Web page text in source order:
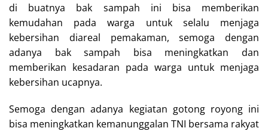
di buatnya bak sampah ini bisa memberikan
kemudahan pada warga untuk selalu menjaga
kebersihan diareal pemakaman, semoga dengan
adanya bak sampah bisa meningkatkan dan
memberikan kesadaran pada warga untuk menjaga
kebersihan ucapnya.
Semoga dengan adanya kegiatan gotong royong ini
bisa meningkatkan kemanunggalan TNI bersama rakyat